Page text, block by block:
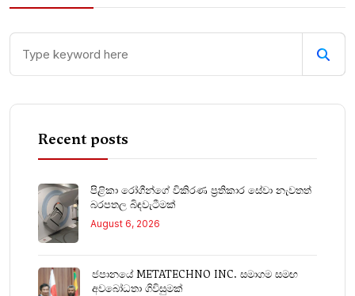
Recent posts
පිළිකා රෝගීන්ගේ විකිරණ ප්‍රතිකාර සේවා නැවතත්
බරපතල බිඳවැටීමක්
August 6, 2026
ජපානයේ METATECHNO INC. සමාගම සමඟ
අවබෝධතා ගිවිසුමක්